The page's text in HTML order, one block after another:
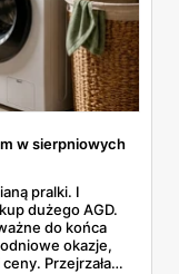
w sierpniowych
pralki. I
dużego AGD.
do końca
okazje,
Przejrzałam